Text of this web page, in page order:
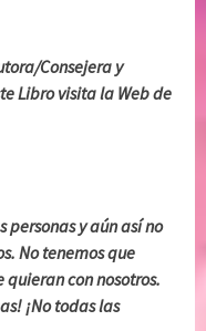
Consejera y
Libro visita la Web de
personas y aún así no
No tenemos que
con nosotros.
¡No todas las